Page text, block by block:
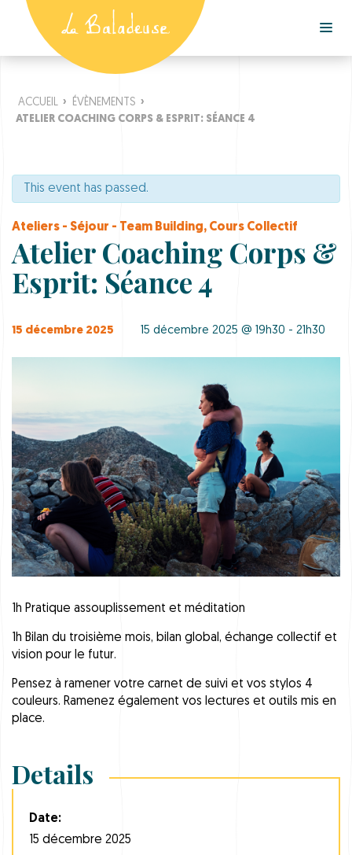
ACCUEIL › ÉVÈNEMENTS ›
ATELIER COACHING CORPS & ESPRIT: SÉANCE 4
This event has passed.
Ateliers - Séjour - Team Building, Cours Collectif
Atelier Coaching Corps &
Esprit: Séance 4
15 décembre 2025 15 décembre 2025 @ 19h30 - 21h30
1h Pratique assouplissement et méditation
1h Bilan du troisième mois, bilan global, échange collectif et
vision pour le futur.
Pensez à ramener votre carnet de suivi et vos stylos 4
couleurs. Ramenez également vos lectures et outils mis en
place.
Details
Date:
15 décembre 2025